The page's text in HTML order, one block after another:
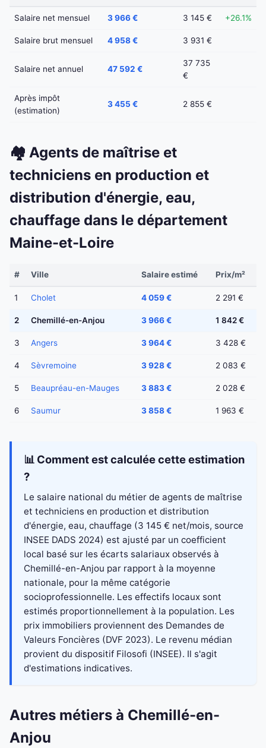
Salaire net mensuel 3 966 € 3 145 € +26.1%
Salaire brut mensuel 4 958 € 3 931 €
Salaire net annuel 47 592 €
37 735
€
Après impôt
(estimation)
3 455 € 2 855 €
🏘️ Agents de maîtrise et
techniciens en production et
distribution d'énergie, eau,
chauffage dans le département
Maine-et-Loire
# Ville Salaire estimé Prix/m²
1 Cholet 4 059 € 2 291 €
2 Chemillé-en-Anjou 3 966 € 1 842 €
3 Angers 3 964 € 3 428 €
4 Sèvremoine 3 928 € 2 083 €
5 Beaupréau-en-Mauges 3 883 € 2 028 €
6 Saumur 3 858 € 1 963 €
📊 Comment est calculée cette estimation
?
Le salaire national du métier de agents de maîtrise
et techniciens en production et distribution
d'énergie, eau, chauffage (3 145 € net/mois, source
INSEE DADS 2024) est ajusté par un coefficient
local basé sur les écarts salariaux observés à
Chemillé-en-Anjou par rapport à la moyenne
nationale, pour la même catégorie
socioprofessionnelle. Les effectifs locaux sont
estimés proportionnellement à la population. Les
prix immobiliers proviennent des Demandes de
Valeurs Foncières (DVF 2023). Le revenu médian
provient du dispositif Filosofi (INSEE). Il s'agit
d'estimations indicatives.
Autres métiers à Chemillé-en-
Anjou